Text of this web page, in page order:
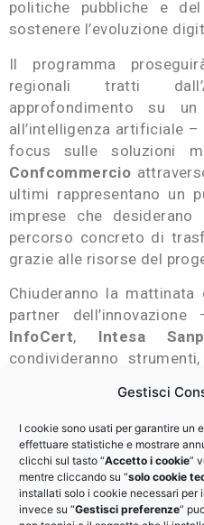
Gestisci
I cookie sono usati per garantire un
effettuare statistiche e mostrare
clicchi sul tasto “Accetto i cookie”
mentre cliccando su “solo cookie
installati solo i cookie necessari
invece su “Gestisci preferenze”
politiche pubbliche e
sostenere l’evoluzione
Il programma
regionali tratti
approfondimento su
all’intelligenza artificiale
focus sulle soluzioni
Confcommercio
ultimi rappresentano un
imprese che
percorso concreto di
grazie alle risorse del
Chiuderanno la
partner
InfoCert, Intesa
condivideranno
sostenere
digitalizzazione.
Un’opportunità per
guidata da visione e
vero motore di
territorio.